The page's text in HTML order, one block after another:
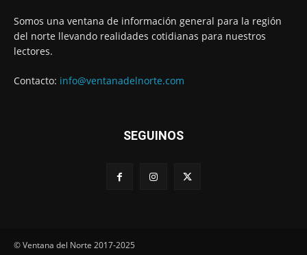
Somos una ventana de información general para la región
del norte llevando realidades cotidianas para nuestros
lectores.
Contacto: info@ventanadelnorte.com
SEGUINOS
© Ventana del Norte 2017-2025